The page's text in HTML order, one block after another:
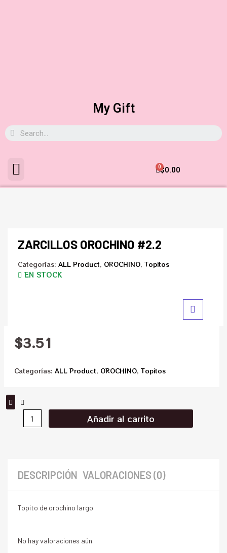
My Gift
$0.00
0
ZARCILLOS OROCHINO #2.2
Categorías: ALL Product, OROCHINO, Topitos
EN STOCK
$3.51
Categorías: ALL Product, OROCHINO, Topitos
Añadir al carrito
DESCRIPCIÓN VALORACIONES (0)
Topito de orochino largo
No hay valoraciones aún.